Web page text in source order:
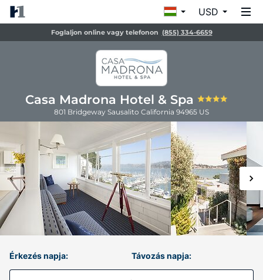
USD
Foglaljon online vagy telefonon (855) 334-6659
Casa Madrona Hotel & Spa
801 Bridgeway Sausalito California 94965 US
Érkezés napja: Távozás napja: